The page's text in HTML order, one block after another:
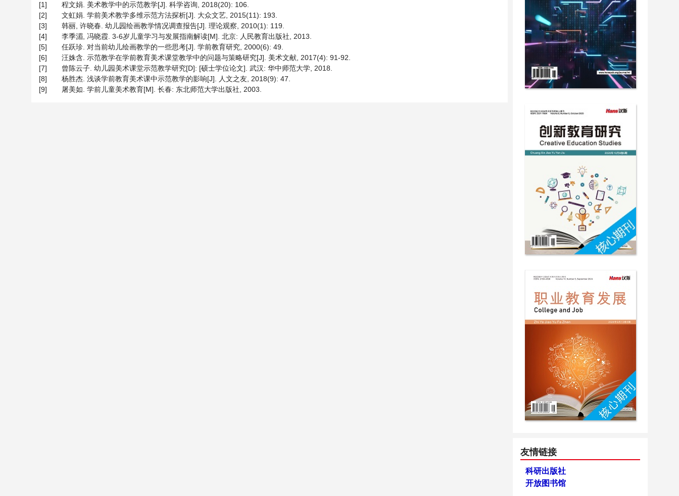
[1]
程文娟. 美术教学中的示范教学[J]. 科学咨询, 2018(20): 106.
[2]
文虹娟. 学前美术教学多维示范方法探析[J]. 大众文艺, 2015(11): 193.
[3]
韩丽, 许晓春. 幼儿园绘画教学情况调查报告[J]. 理论观察, 2010(1): 119.
[4]
李季湄, 冯晓霞. 3-6岁儿童学习与发展指南解读[M]. 北京: 人民教育出版社, 2013.
[5]
任跃珍. 对当前幼儿绘画教学的一些思考[J]. 学前教育研究, 2000(6): 49.
[6]
汪姝含. 示范教学在学前教育美术课堂教学中的问题与策略研究[J]. 美术文献, 2017(4): 91-92.
[7]
曾陈云子. 幼儿园美术课堂示范教学研究[D]: [硕士学位论文]. 武汉: 华中师范大学, 2018.
[8]
杨胜杰. 浅谈学前教育美术课中示范教学的影响[J]. 人文之友, 2018(9): 47.
[9]
屠美如. 学前儿童美术教育[M]. 长春: 东北师范大学出版社, 2003.
友情链接
科研出版社
开放图书馆